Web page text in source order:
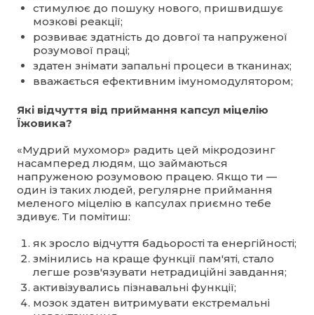
стимулює до пошуку нового, пришвидшує
мозкові реакції;
розвиває здатність до довгої та напруженої
розумової праці;
здатен знімати запальні процеси в тканинах;
вважається ефективним імуномодулятором;
Які відчуття від приймання капсул міцелію
Їжовика?
«Мудрий мухомор» радить цей мікродозинг
насамперед людям, що займаються
напруженою розумовою працею. Якщо ти —
один із таких людей, регулярне приймання
меленого міцелію в капсулах приємно тебе
здивує. Ти помітиш:
як зросло відчуття бадьорості та енергійності;
змінились на краще функції пам'яті, стало
легше розв'язувати нетрадиційні завдання;
активізувались пізнавальні функції;
мозок здатен витримувати екстремальні